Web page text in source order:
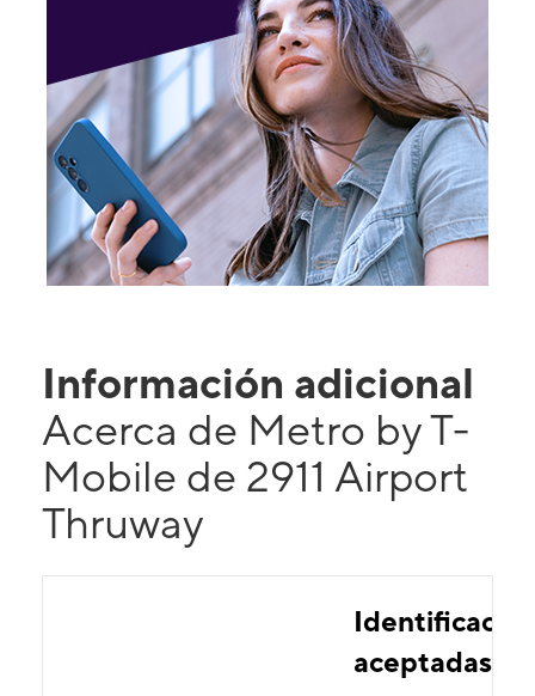
Información adicional
Acerca de Metro by T-
Mobile de 2911 Airport
Thruway
aceptadas